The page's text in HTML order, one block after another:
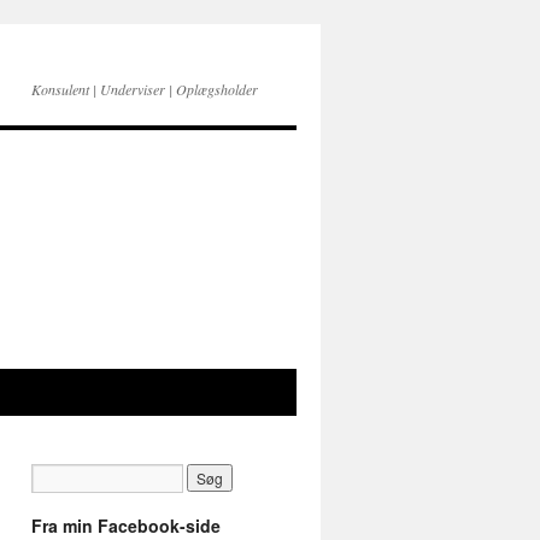
Konsulent | Underviser | Oplægsholder
Fra min Facebook-side